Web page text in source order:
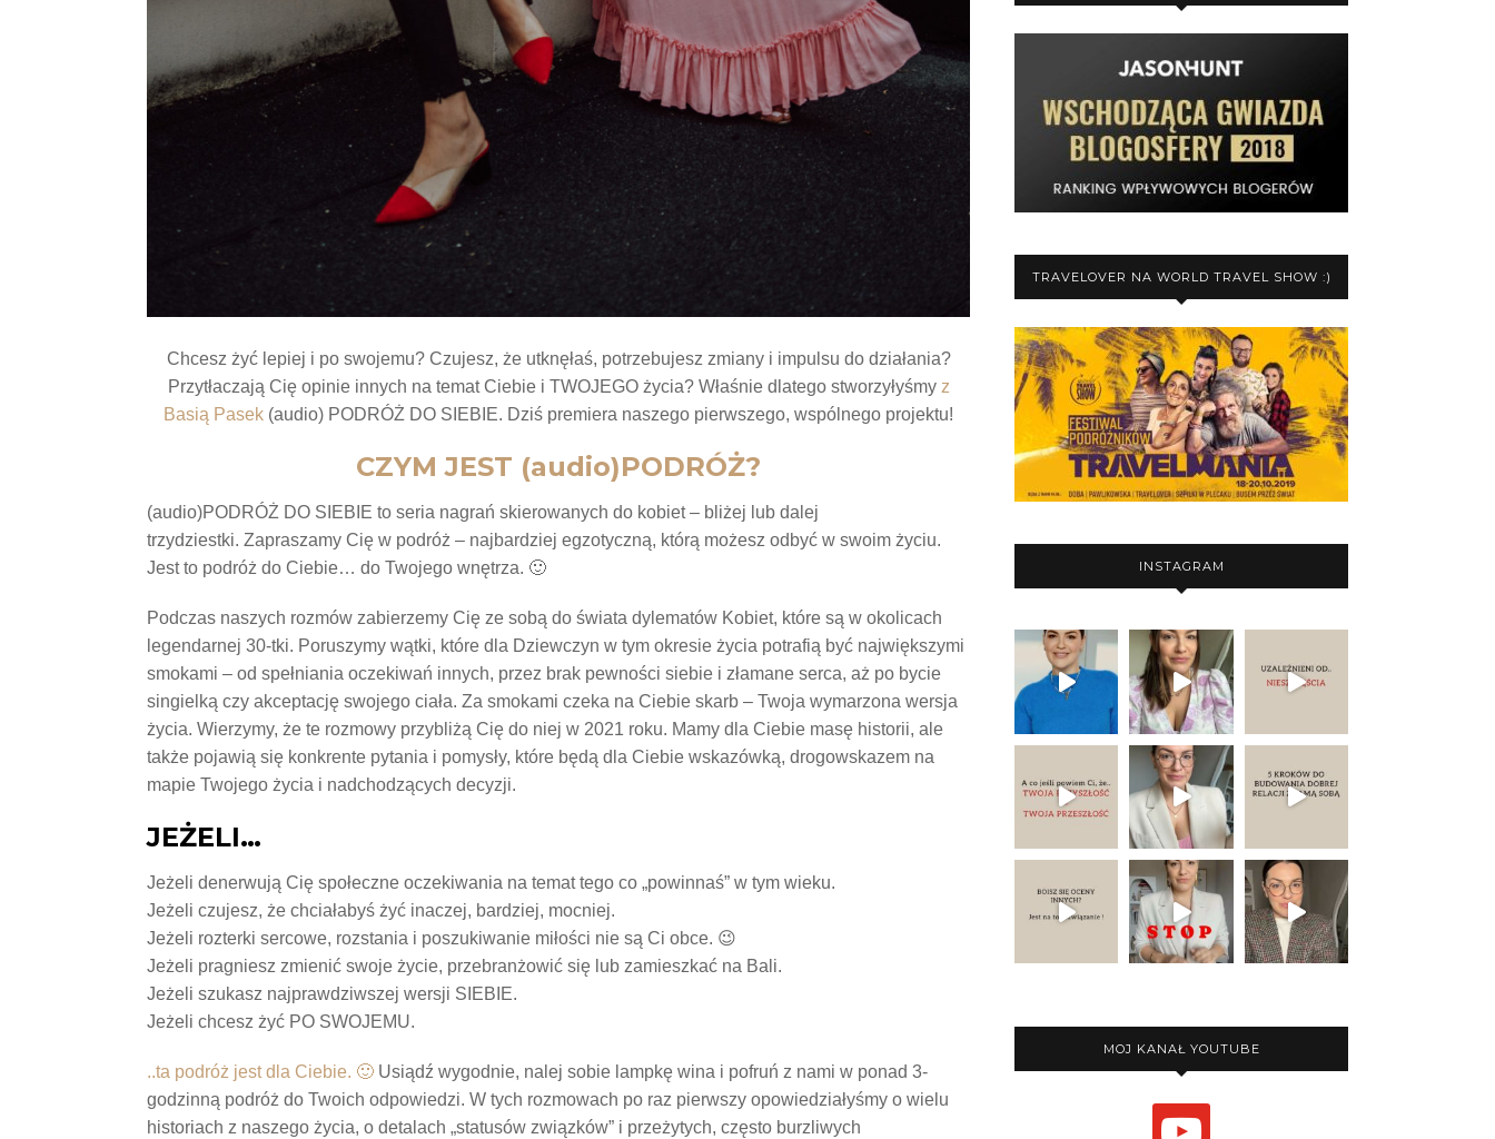
Chcesz żyć lepiej i po swojemu? Czujesz, że utknęłaś, potrzebujesz zmiany i impulsu do działania?
Przytłaczają Cię opinie innych na temat Ciebie i TWOJEGO życia? Właśnie dlatego stworzyłyśmyz
Basią Pasek (audio) PODRÓŻ DO SIEBIE. Dziś premiera naszego pierwszego, wspólnego projektu!
CZYM JEST (audio)PODRÓŻ?
(audio)PODRÓŻ DO SIEBIE to seria nagrań skierowanych do kobiet – bliżej lub dalej
trzydziestki. Zapraszamy Cię w podróż – najbardziej egzotyczną, którą możesz odbyć w swoim życiu.
Jest to podróż do Ciebie… do Twojego wnętrza. 🙂
Podczas naszych rozmów zabierzemy Cię ze sobą do świata dylematów Kobiet, które są w okolicach
legendarnej 30-tki. Poruszymy wątki, które dla Dziewczyn w tym okresie życia potrafią być największymi
smokami – od spełniania oczekiwań innych, przez brak pewności siebie i złamane serca, aż po bycie
singielką czy akceptację swojego ciała. Za smokami czeka na Ciebie skarb – Twoja wymarzona wersja
życia. Wierzymy, że te rozmowy przybliżą Cię do niej w 2021 roku. Mamy dla Ciebie masę historii, ale
także pojawią się konkrente pytania i pomysły, które będą dla Ciebie wskazówką, drogowskazem na
mapie Twojego życia i nadchodzących decyzji.
JEŻELI…
Jeżeli denerwują Cię społeczne oczekiwania na temat tego co „powinnaś” w tym wieku.
Jeżeli czujesz, że chciałabyś żyć inaczej, bardziej, mocniej.
Jeżeli rozterki sercowe, rozstania i poszukiwanie miłości nie są Ci obce. 😉
Jeżeli pragniesz zmienić swoje życie, przebranżowić się lub zamieszkać na Bali.
Jeżeli szukasz najprawdziwszej wersji SIEBIE.
Jeżeli chcesz żyć PO SWOJEMU.
..ta podróż jest dla Ciebie. 🙂 Usiądź wygodnie, nalej sobie lampkę wina i pofruń z nami w ponad 3-
godzinną podróż do Twoich odpowiedzi. W tych rozmowach po raz pierwszy opowiedziałyśmy o wielu
historiach z naszego życia, o detalach „statusów związków” i przeżytych, często burzliwych
TRAVELOVER NA WORLD TRAVEL SHOW :)
INSTAGRAM
MOJ KANAŁ YOUTUBE
youtube